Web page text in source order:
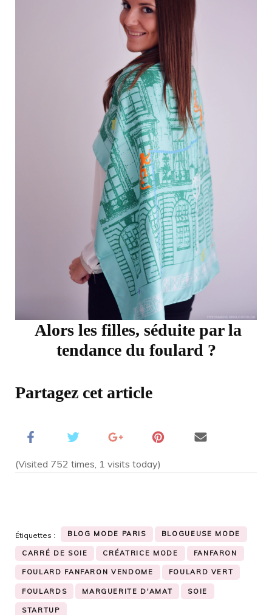
Alors les filles, séduite par la
tendance du foulard ?
Partagez cet article
(Visited 752 times, 1 visits today)
Étiquettes : BLOG MODE PARIS BLOGUEUSE MODE
CARRÉ DE SOIE CRÉATRICE MODE FANFARON
FOULARD FANFARON VENDOME FOULARD VERT
FOULARDS MARGUERITE D'AMAT SOIE
STARTUP